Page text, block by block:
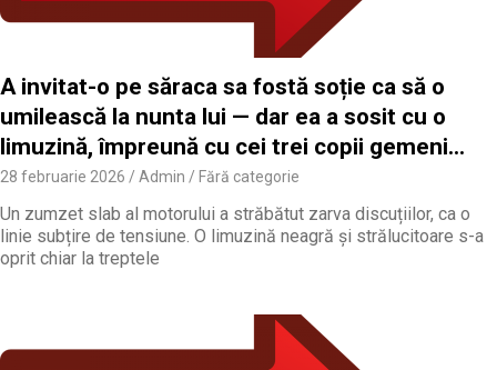
A invitat-o pe săraca sa fostă soție ca să o
umilească la nunta lui — dar ea a sosit cu o
limuzină, împreună cu cei trei copii gemeni…
28 februarie 2026 Admin Fără categorie
Un zumzet slab al motorului a străbătut zarva discuțiilor, ca o
linie subțire de tensiune. O limuzină neagră și strălucitoare s-a
oprit chiar la treptele